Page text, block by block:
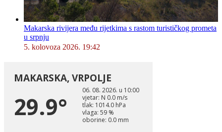
Makarska rivijera među rijetkima s rastom turističkog prometa
u srpnju
5. kolovoza 2026. 19:42